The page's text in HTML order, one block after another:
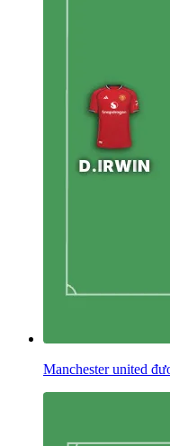
Manchester united